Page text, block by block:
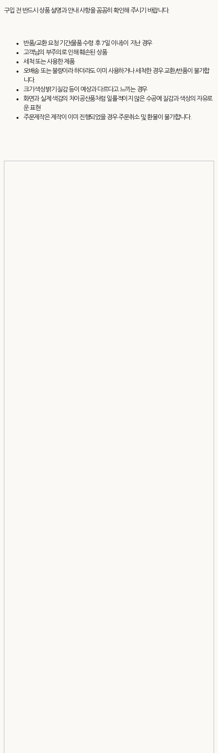
구입 전 반드시 상품 설명과 안내 사항을 꼼꼼히 확인해 주시기 바랍니다.
반품/교환 요청 기간(물품 수령 후 7일 이내)이 지난 경우
고객님의 부주의로 인해 훼손된 상품
세척 또는 사용한 제품
오배송 또는 불량이라 하더라도 이미 사용하거나 세척한 경우 교환/반품이 불가합
니다.
크기·색상·밝기·질감 등이 예상과 다르다고 느끼는 경우
화면과 실제 색감의 차이공산품처럼 일률적이지 않은 수공예 질감과 색상의 자유로
운 표현
주문제작은 제작이 이미 진행되었을 경우 주문취소 및 환불이 불가합니다.